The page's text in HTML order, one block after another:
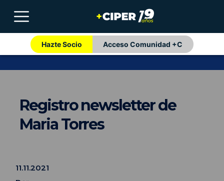
Hazte Socio Acceso Comunidad +C
Registro newsletter de
Maria Torres
11.11.2021